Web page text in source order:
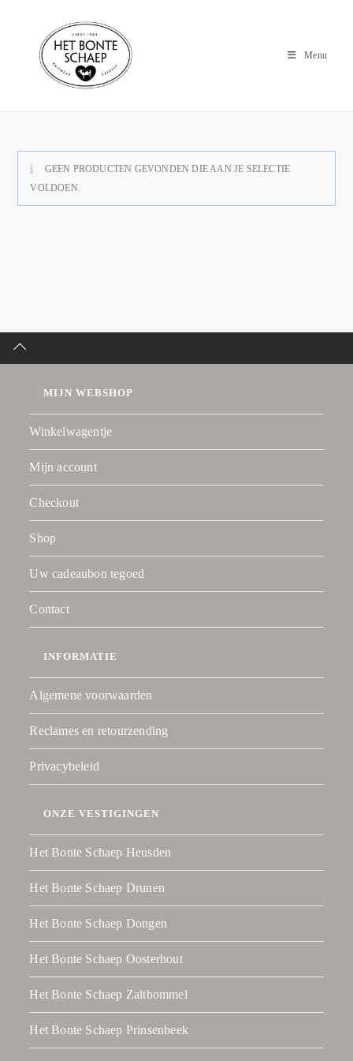
Menu
GEEN PRODUCTEN GEVONDEN DIE AAN JE SELECTIE
VOLDOEN.
MIJN WEBSHOP
Winkelwagentje
Mijn account
Checkout
Shop
Uw cadeaubon tegoed
Contact
INFORMATIE
Algemene voorwaarden
Reclames en retourzending
Privacybeleid
ONZE VESTIGINGEN
Het Bonte Schaep Heusden
Het Bonte Schaep Drunen
Het Bonte Schaep Dongen
Het Bonte Schaep Oosterhout
Het Bonte Schaep Zaltbommel
Het Bonte Schaep Prinsenbeek